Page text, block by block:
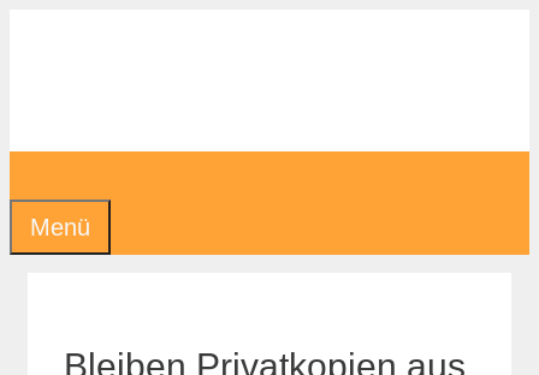
Menü
Bleiben Privatkopien aus